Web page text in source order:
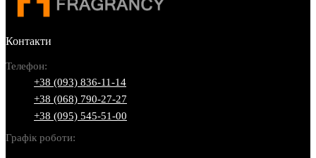
Контакти
Телефон:
+38 (093) 836-11-14
+38 (068) 790-27-27
+38 (095) 545-51-00
Графік роботи: